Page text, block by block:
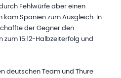
Fehlwürfe aber einen
Spanien zum Ausgleich. In
der Gegner den
15:12-Halbzeiterfolg und
deutschen Team und Thure